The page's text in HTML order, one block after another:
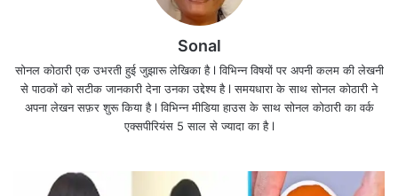
पोस्टमॉर्टम रिपोर्ट में किसी भी तरह के बाहरी चोट के निशान नहीं
पाए गए हैं। साथ ही संदिग्ध जहर देने की संभावना से भी इनकार
किया गया है। हालांकि मेडिकल जांच को ध्यान में रखते हुए
डॉक्टरों ने उनका हार्ट और विसरा सुरक्षित रखा है। Prateek
Yadav Death Reasonरिपोर्ट में यह भी बताया गया कि
फेफड़ों में ब्लड क्लॉटिंग की समस्या थी, जिसके कारण अचानक
Sonal
सोनल कोठारी एक उभरती हुई जुझारू लेखिका है l विभिन्न विषयों पर अपनी कलम की लेखनी
से पाठकों को सटीक जानकारी देना उनका उद्देश्य है l समयधारा के साथ सोनल कोठारी ने
अपना लेखन सफ़र शुरू किया है l विभिन्न मीडिया हाउस के साथ सोनल कोठारी का वर्क
एक्सपीरियंस 5 साल से ज्यादा का है l